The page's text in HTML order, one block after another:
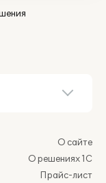
О сайте
О решениях 1С
Прайс-лист